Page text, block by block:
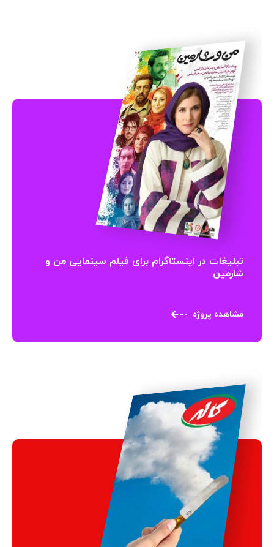
تبلیغات در اینستاگرام برای فیلم سینمایی من و
شارمین
مشاهده پروژه